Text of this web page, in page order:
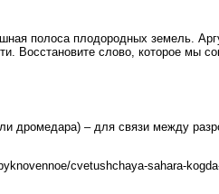
полоса плодородных земель.
Восстановите слово, которое мы
дромедара) – для связи между
cvetushchaya-sahara-